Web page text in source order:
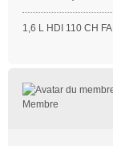
1,6 L HDI 110 CH
Membre